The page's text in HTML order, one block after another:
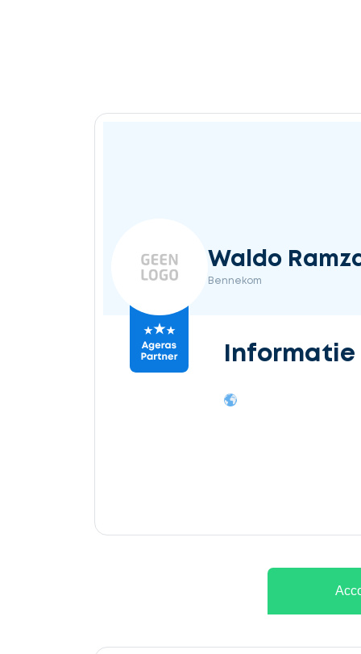
Waldo
Bennekom
Informatie